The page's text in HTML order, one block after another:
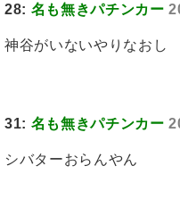
28: 名も無きパチンカー
神谷がいないやりなおし
31: 名も無きパチンカー
シバターおらんやん